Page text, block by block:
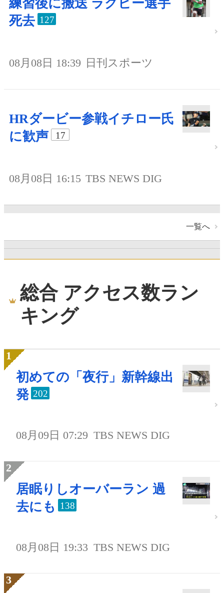
練習後に搬送 ラグビー選手
死去 127
08月08日 18:39 日刊スポーツ
HRダービー参戦イチロー氏
に歓声
17
08月08日 16:15 TBS NEWS DIG
一覧へ
総合 アクセス数ラン
キング
初めての「夜行」新幹線出
発 202
08月09日 07:29 TBS NEWS DIG
居眠りしオーバーラン 過
去にも
138
08月08日 19:33 TBS NEWS DIG